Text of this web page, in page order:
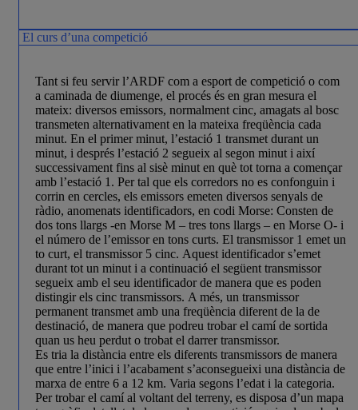
El curs d’una competició
Tant si feu servir l’ARDF com a esport de competició o com
a caminada de diumenge, el procés és en gran mesura el
mateix: diversos emissors, normalment cinc, amagats al bosc
transmeten alternativament en la mateixa freqüència cada
minut. En el primer minut, l’estació 1 transmet durant un
minut, i després l’estació 2 segueix al segon minut i així
successivament fins al sisè minut en què tot torna a començar
amb l’estació 1. Per tal que els corredors no es confonguin i
corrin en cercles, els emissors emeten diversos senyals de
ràdio, anomenats identificadors, en codi Morse: Consten de
dos tons llargs -en Morse M – tres tons llargs – en Morse O- i
el número de l’emissor en tons curts. El transmissor 1 emet un
to curt, el transmissor 5 cinc. Aquest identificador s’emet
durant tot un minut i a continuació el següent transmissor
segueix amb el seu identificador de manera que es poden
distingir els cinc transmissors. A més, un transmissor
permanent transmet amb una freqüència diferent de la de
destinació, de manera que podreu trobar el camí de sortida
quan us heu perdut o trobat el darrer transmissor.
Es tria la distància entre els diferents transmissors de manera
que entre l’inici i l’acabament s’aconsegueixi una distància de
marxa de entre 6 a 12 km. Varia segons l’edat i la categoria.
Per trobar el camí al voltant del terreny, es disposa d’un mapa